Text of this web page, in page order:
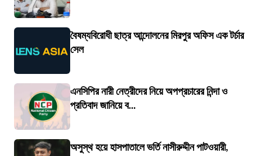
বৈষম্যবিরোধী ছাত্র আন্দোলনের মিরপুর অফিস এক টর্চার
সেল
এনসিপির নারী নেত্রীদের নিয়ে অপপ্রচারের নিন্দা ও
প্রতিবাদ জানিয়ে ব...
অসুস্থ হয়ে হাসপাতালে ভর্তি নাসীরুদ্দীন পাটওয়ারী,